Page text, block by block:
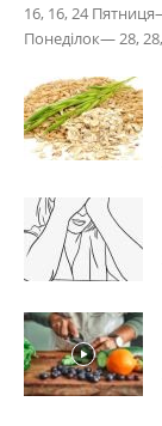
16, 16, 24
Понеділок— 28,